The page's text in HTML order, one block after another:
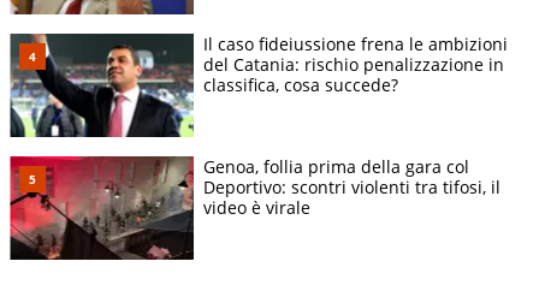
Il caso fideiussione frena le ambizioni
del Catania: rischio penalizzazione in
classifica, cosa succede?
Genoa, follia prima della gara col
Deportivo: scontri violenti tra tifosi, il
video è virale